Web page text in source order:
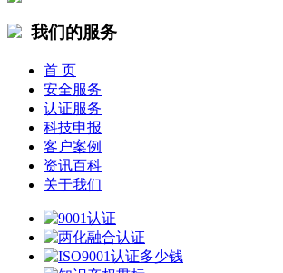
我们的服务
首 页
安全服务
认证服务
科技申报
客户案例
资讯百科
关于我们